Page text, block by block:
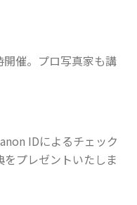
催。プロ写真家も講
IDによるチェック
プレゼントいたしま